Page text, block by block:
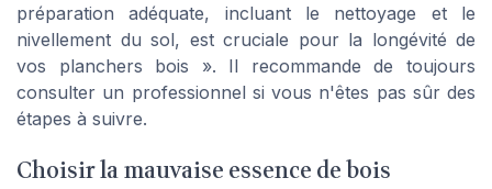
préparation adéquate, incluant le nettoyage et le
nivellement du sol, est cruciale pour la longévité de
vos planchers bois ». Il recommande de toujours
consulter un professionnel si vous n'êtes pas sûr des
étapes à suivre.
Choisir la mauvaise essence de bois